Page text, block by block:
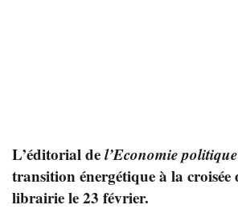
L’éditorial del’Economie politique
transition énergétique à la croisée
librairie le 23 février.